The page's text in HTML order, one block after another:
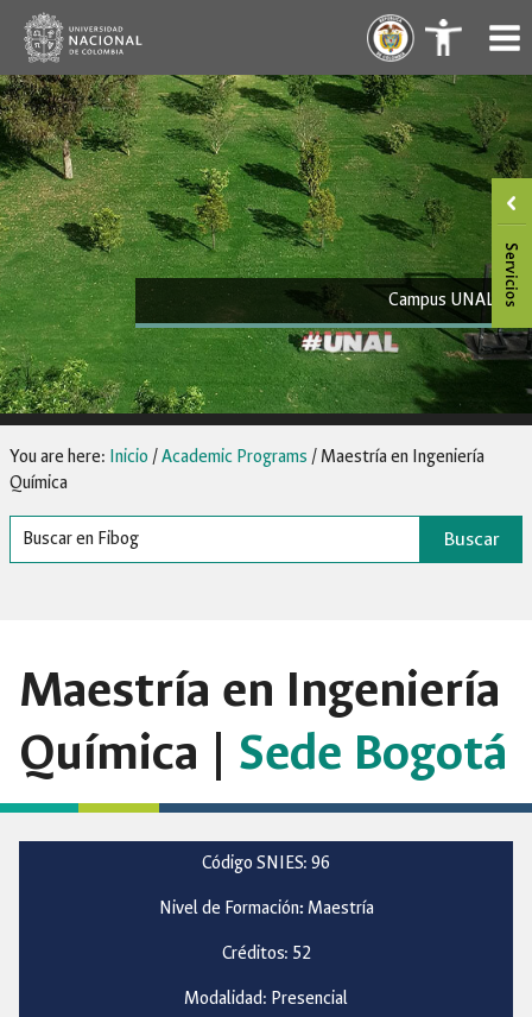
content
. .
Campus UNAL
You are here: Inicio /Academic Programs /Maestría en Ingeniería
Química
Buscar
Maestría en Ingeniería
Química | Sede Bogotá
Código SNIES: 96
Nivel de Formación: Maestría
Créditos: 52
Modalidad: Presencial